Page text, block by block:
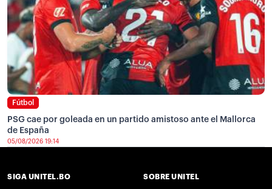
Fútbol
PSG cae por goleada en un partido amistoso ante el Mallorca
de España
05/08/2026 19:14
SIGA UNITEL.BO SOBRE UNITEL